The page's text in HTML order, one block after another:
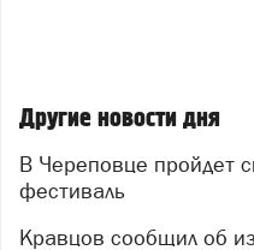
Другие новости дня
В Череповце пройдет спортивно-музыкальный
фестиваль
Кравцов сообщил об изменениях в школьной